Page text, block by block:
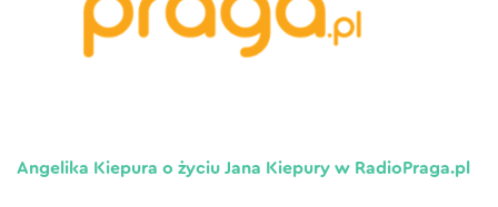
Angelika Kiepura o życiu Jana Kiepury w RadioPraga.pl